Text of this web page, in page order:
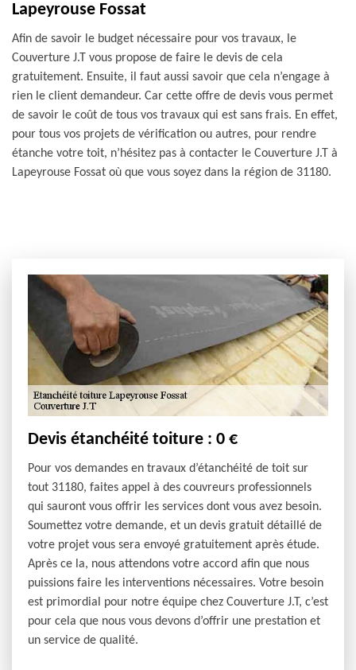
Lapeyrouse Fossat
Afin de savoir le budget nécessaire pour vos travaux, le
Couverture J.T vous propose de faire le devis de cela
gratuitement. Ensuite, il faut aussi savoir que cela n’engage à
rien le client demandeur. Car cette offre de devis vous permet
de savoir le coût de tous vos travaux qui est sans frais. En effet,
pour tous vos projets de vérification ou autres, pour rendre
étanche votre toit, n’hésitez pas à contacter le Couverture J.T à
Lapeyrouse Fossat où que vous soyez dans la région de 31180.
Devis étanchéité toiture : 0 €
Pour vos demandes en travaux d’étanchéité de toit sur
tout 31180, faites appel à des couvreurs professionnels
qui sauront vous offrir les services dont vous avez besoin.
Soumettez votre demande, et un devis gratuit détaillé de
votre projet vous sera envoyé gratuitement après étude.
Après ce la, nous attendons votre accord afin que nous
puissions faire les interventions nécessaires. Votre besoin
est primordial pour notre équipe chez Couverture J.T, c’est
pour cela que nous vous devons d’offrir une prestation et
un service de qualité.